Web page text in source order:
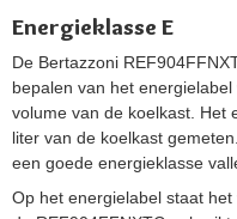
Energieklasse E
De Bertazzoni
bepalen van het
volume van de koelkast. Het
liter van de koelkast
een goede energieklasse
Op het energielabel staat